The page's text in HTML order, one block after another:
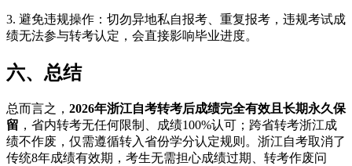
3. 避免违规操作：切勿异地私自报考、重复报考，违规考试成
绩无法参与转考认定，会直接影响毕业进度。
六、总结
总而言之， 2026年浙江自考转考后成绩完全有效且长期永久保
留 ，省内转考无任何限制、成绩100%认可；跨省转考浙江成
绩不作废，仅需遵循转入省份学分认定规则。浙江自考取消了
传统8年成绩有效期，考生无需担心成绩过期、转考作废问